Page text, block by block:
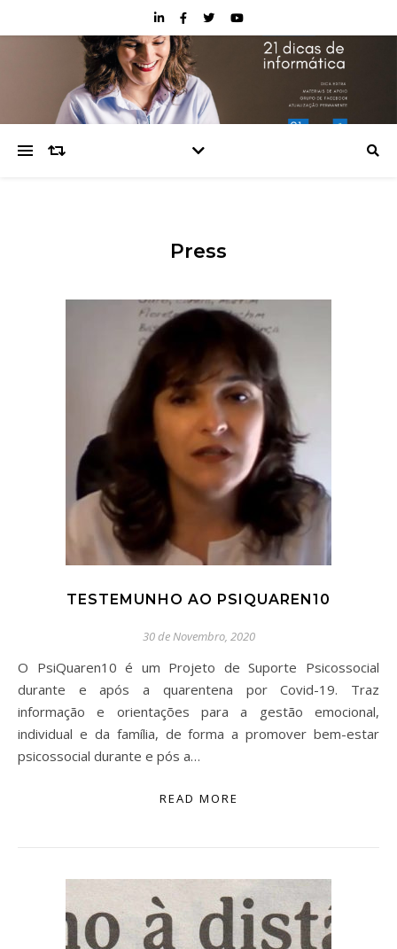
Press
TESTEMUNHO AO PSIQUAREN10
30 de Novembro, 2020
O PsiQuaren10 é um Projeto de Suporte Psicossocial
durante e após a quarentena por Covid-19. Traz
informação e orientações para a gestão emocional,
individual e da família, de forma a promover bem-estar
psicossocial durante e pós a…
READ MORE